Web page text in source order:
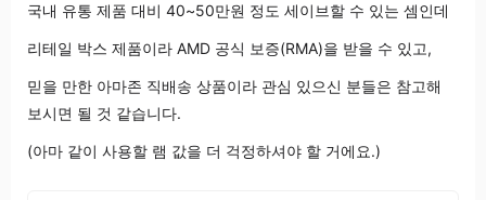
국내 유통 제품 대비 40~50만원 정도 세이브할 수 있는 셈인데
리테일 박스 제품이라 AMD 공식 보증(RMA)을 받을 수 있고,
믿을 만한 아마존 직배송 상품이라 관심 있으신 분들은 참고해
보시면 될 것 같습니다.
(아마 같이 사용할 램 값을 더 걱정하셔야 할 거에요.)